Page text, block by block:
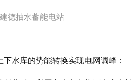
德抽水蓄能电站
水库的势能转换实现电网调峰：